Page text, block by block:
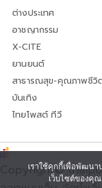
ต่างประเทศ
อาชญากรรม
X-CITE
ยานยนต์
สาธารณสุข-คุณภาพชีวิ
บันเทิง
ไทยโพสต์ ทีวี
Copyright©
เราใช้คุกกี้เพื่อพัฒน
เว็บไซต์ของคุ